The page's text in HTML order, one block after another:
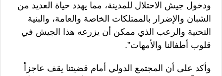
ودخول جيش الاحتلال للمدينة، مما يهدد حياة العديد من
الشبان والإضرار بالممتلكات الخاصة والعامة، والبنية
التحتية والرعب الذي ممكن أن يزرعه هذا الجيش في
قلوب أطفالنا والأمهات”.
وأكد على أن المجتمع الدولي أمام قضيتنا يقف عاجزاً